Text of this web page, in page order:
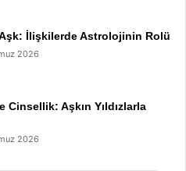
İlişkilerde Astrolojinin Rolü
2026
Cinsellik: Aşkın Yıldızlarla
2026